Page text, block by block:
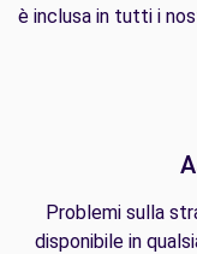
è inclusa in tutti i
Problemi sulla
disponibile in